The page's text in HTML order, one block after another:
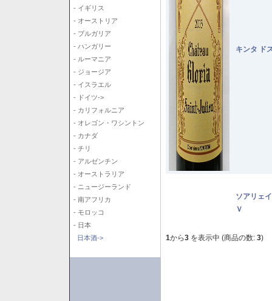
- イギリス
- オーストリア
- ブルガリア
- ハンガリー
- ルーマニア
- ジョージア
- イスラエル
- ドイツ->
- カリフォルニア
- オレゴン・ワシントン
- カナダ
- チリ
- アルゼンチン
- オーストラリア
- ニュージーランド
- 南アフリカ
- モロッコ
- 日本
日本酒->
キンタ ド
ソアリェ
Ｖ
1から3 を表示中 (商品の数: 3)